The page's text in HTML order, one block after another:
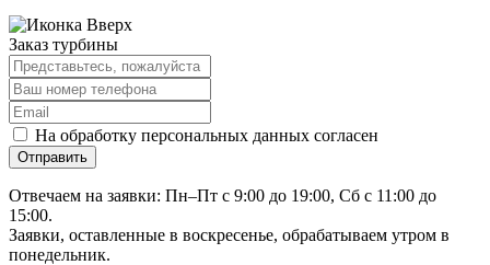
Заказ турбины
На обработку персональных данных согласен
Отвечаем на заявки: Пн–Пт с 9:00 до 19:00, Сб с 11:00 до
15:00.
Заявки, оставленные в воскресенье, обрабатываем утром в
понедельник.